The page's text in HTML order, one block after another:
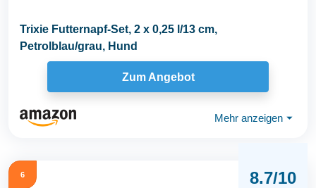
Trixie Futternapf-Set, 2 x 0,25 l/13 cm,
Petrolblau/grau, Hund
Zum Angebot
Mehr anzeigen ⏷
6 8.7/10